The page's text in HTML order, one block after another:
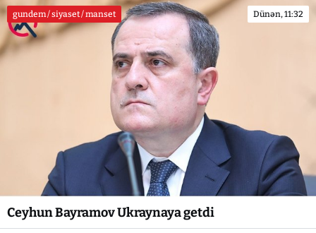
gundem / siyaset / manset Dünən, 11:32
Ceyhun Bayramov Ukraynaya getdi